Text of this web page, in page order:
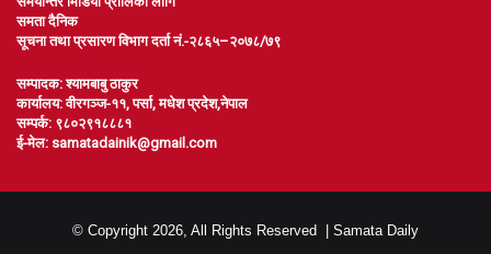
समता दैनिक
सूचना तथा प्रसारण विभाग दर्ता नं.-२८६५–२०७८/७९
सम्पादक: श्यामबाबु ठाकुर
कार्यालय: वीरगञ्ज-११, पर्सा, मधेश प्रदेश,नेपाल
सम्पर्क: ९८०२९१८८८१
ई-मेल: samatadainik@gmail.com
© Copyright 2026, All Rights Reserved | Samata Daily